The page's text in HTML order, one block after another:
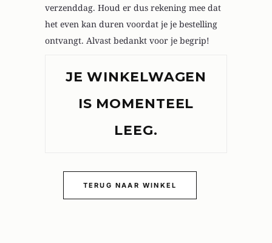
verzenddag. Houd er dus rekening mee dat
het even kan duren voordat je je bestelling
ontvangt. Alvast bedankt voor je begrip!
JE WINKELWAGEN
IS MOMENTEEL
LEEG.
TERUG NAAR WINKEL